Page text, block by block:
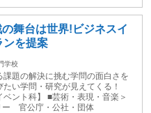
舞台は世界!ビジネスイ
ンを提案
学校
課題の解決に挑む学問の面白さを
い学問・研究が見えてくる！
ベント科】 ■芸術・表現・音楽＞
ー 官公庁・公社・団体